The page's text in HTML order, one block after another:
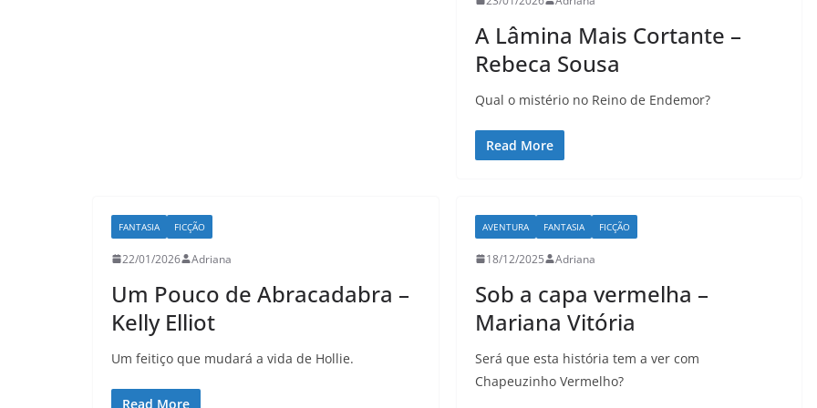
A Lâmina Mais Cortante –
Rebeca Sousa
Qual o mistério no Reino de Endemor?
Read More
FANTASIA FICÇÃO
22/01/2026 Adriana
Um Pouco de Abracadabra –
Kelly Elliot
Um feitiço que mudará a vida de Hollie.
Read More
AVENTURA FANTASIA FICÇÃO
18/12/2025 Adriana
Sob a capa vermelha –
Mariana Vitória
Será que esta história tem a ver com
Chapeuzinho Vermelho?
Já imaginou como seria
revisitar suas histórias
LER E RELER
Entre letras e histórias:
Tatiana Amaral encerra
o Ler e Reler férias.